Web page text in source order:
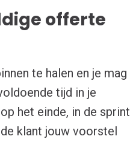
offerte
te halen en je mag
tijd in je
het einde, in de sprint
klant jouw voorstel